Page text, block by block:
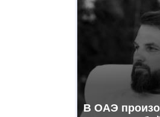
В ОАЭ